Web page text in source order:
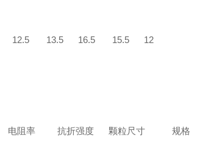
13.5 16.5 15.5 12
电阻率 抗折强度 颗